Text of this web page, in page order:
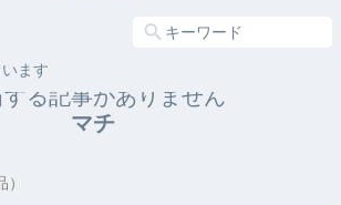
ます
る記事がありません
マチ